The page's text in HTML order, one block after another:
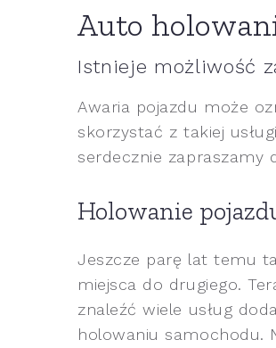
Auto
Istnieje możliwość
Awaria pojazdu może
skorzystać z takiej
serdecznie zapraszamy
Holowanie
Jeszcze parę lat temu
miejsca do drugiego.
znaleźć wiele usług
holowaniu samochodu.